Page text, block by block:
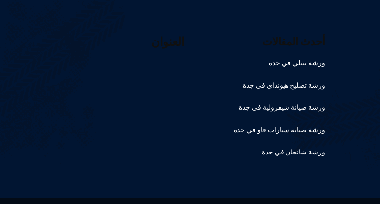
أحدث المقالات
ورشة بنتلي في جدة
ورشة تصليح هيونداي في جدة
ورشة صيانة شيفرولية في جدة
ورشة صيانة سيارات فاو في جدة
ورشة شانجان في جدة
العنوان